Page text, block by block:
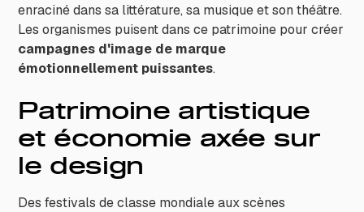
enraciné dans sa littérature, sa musique et son théâtre.
Les organismes puisent dans ce patrimoine pour créer
campagnes d'image de marque
émotionnellement puissantes.
Patrimoine artistique
et économie axée sur
le design
Des festivals de classe mondiale aux scènes